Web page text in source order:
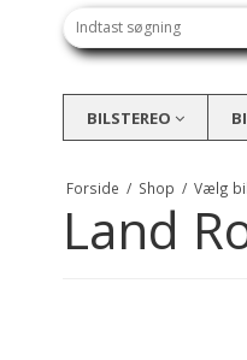
BILSTEREO
Forside / Shop / Vælg
Land